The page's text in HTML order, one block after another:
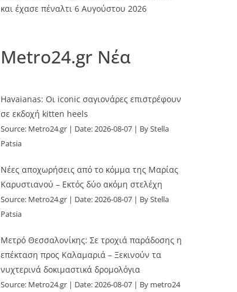
και έχασε πέναλτι 6 Αυγούστου 2026
Metro24.gr Νέα
Havaianas: Οι iconic σαγιονάρες επιστρέφουν
σε εκδοχή kitten heels
Source: Metro24.gr Date: 2026-08-07
By Stella
Patsia
Νέες αποχωρήσεις από το κόμμα της Μαρίας
Καρυστιανού – Εκτός δύο ακόμη στελέχη
Source: Metro24.gr Date: 2026-08-07
By Stella
Patsia
Μετρό Θεσσαλονίκης: Σε τροχιά παράδοσης η
επέκταση προς Καλαμαριά – Ξεκινούν τα
νυχτερινά δοκιμαστικά δρομολόγια
Source: Metro24.gr Date: 2026-08-07 By metro24